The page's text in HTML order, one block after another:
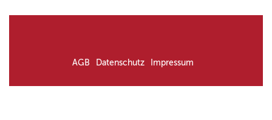
AGB Datenschutz Impressum